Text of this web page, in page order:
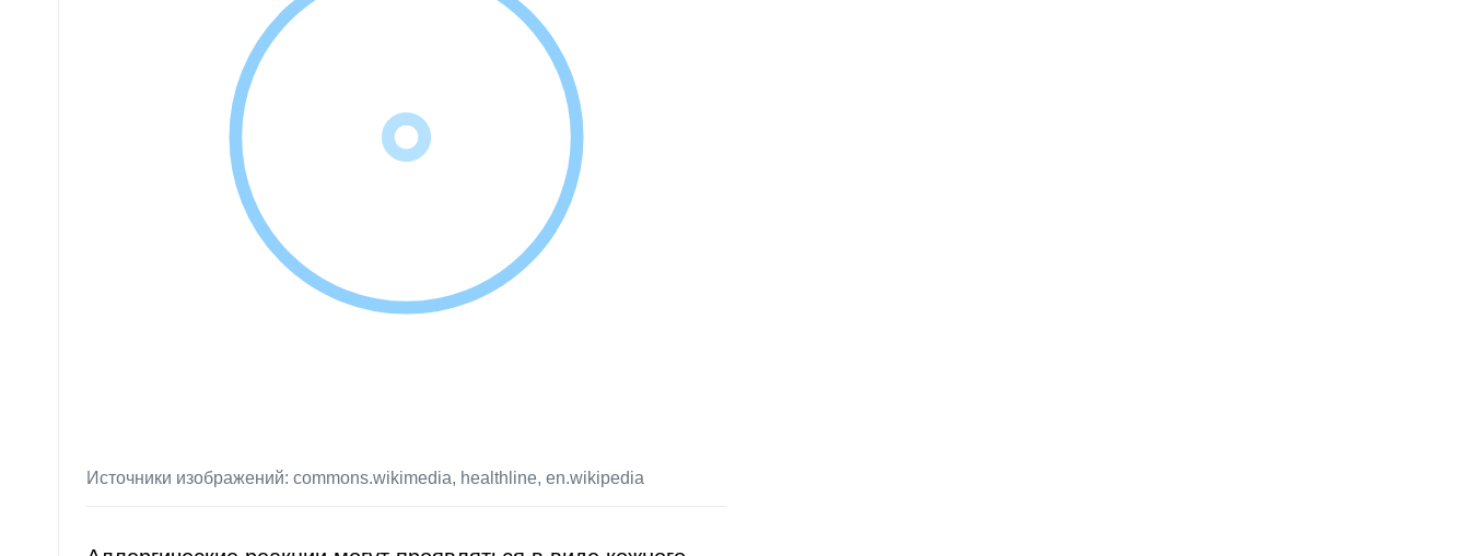
Источники изображений: commons.wikimedia, healthline, en.wikipedia